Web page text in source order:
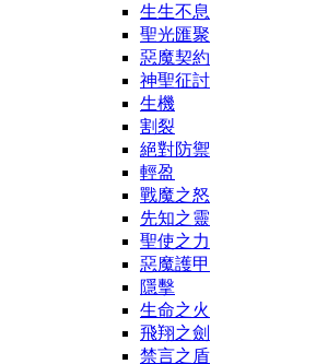
生生不息
聖光匯聚
惡魔契約
神聖征討
生機
割裂
絕對防禦
輕盈
戰魔之怒
先知之靈
聖使之力
惡魔護甲
隱擊
生命之火
飛翔之劍
禁言之盾